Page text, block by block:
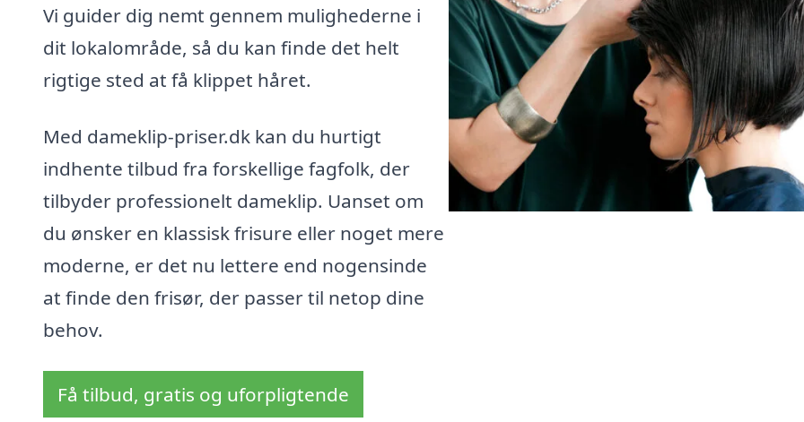
Vi guider dig nemt gennem mulighederne i
dit lokalområde, så du kan finde det helt
rigtige sted at få klippet håret.
Med dameklip-priser.dk kan du hurtigt
indhente tilbud fra forskellige fagfolk, der
tilbyder professionelt dameklip. Uanset om
du ønsker en klassisk frisure eller noget mere
moderne, er det nu lettere end nogensinde
at finde den frisør, der passer til netop dine
behov.
Få tilbud, gratis og uforpligtende